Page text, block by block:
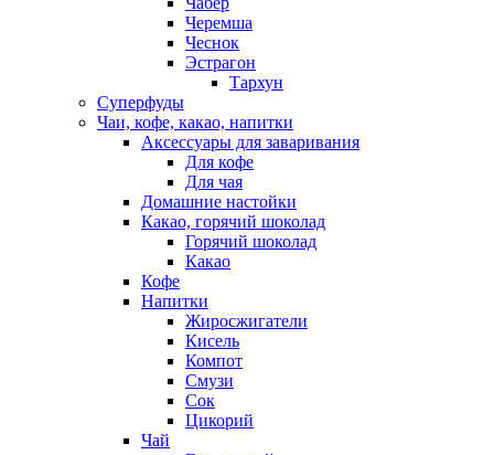
Черемша
Чеснок
Эстрагон
Тархун
Суперфуды
Чаи, кофе, какао, напитки
Аксессуары для заваривания
Для кофе
Для чая
Домашние настойки
Какао, горячий шоколад
Горячий шоколад
Какао
Кофе
Напитки
Жиросжигатели
Кисель
Компот
Смузи
Сок
Цикорий
Чай